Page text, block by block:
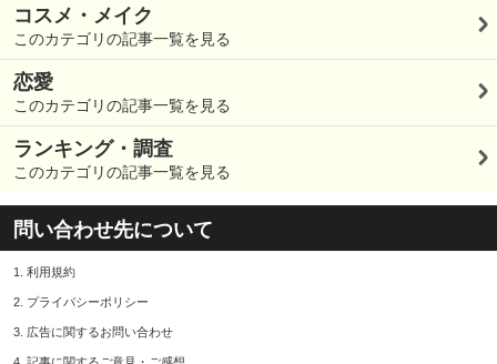
コスメ・メイク
このカテゴリの記事一覧を見る
恋愛
このカテゴリの記事一覧を見る
ランキング・調査
このカテゴリの記事一覧を見る
問い合わせ先について
1. 利用規約
2. プライバシーポリシー
3. 広告に関するお問い合わせ